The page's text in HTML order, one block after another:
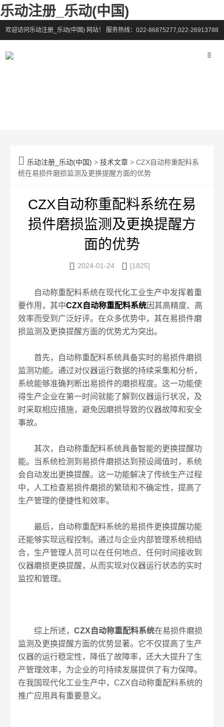
乐动注册_乐动(中国)
欢迎访问乐动注册_乐动(中国) 网站！ 服务热线：022-86875277,022-26913788
 乐动注册_乐动(中国) >技术文章 > CZX自动称重配料系
统在易损件磨损监测及更换提醒方面的优势
CZX自动称重配料系统在易
损件磨损监测及更换提醒方
面的优势
 2024-01-24  [1825]
自动称重配料系统在现代化工业生产中发挥着重
要作用，其中CZX自动称重配料系统因其高精度、高
效率而受到广泛好评。在众多优势中，其在易损件磨
损监测及更换提醒方面的优势尤为突出。
首先，自动称重配料系统具备实时的易损件磨损
监测功能。通过对仪器运行数据的持续采集和分析，
系统能够准确判断出易损件的磨损程度。这一功能使
得生产企业在第一时间就能了解到仪器运行状况，及
时采取相应措施，避免因磨损导致的仪器故障和安全
事故。
其次，自动称重配料系统具备智能的更换提醒功
能。当系统检测到易损件磨损达到预设阈值时，系统
会自动发出更换提醒。这一功能解决了传统生产过程
中，人工检查易损件磨损的繁琐和不确定性，提高了
生产管理的便捷性和效率。
最后，自动称重配料系统的易损件更换提醒功能
还能够实现远程控制。通过与企业内部管理系统相结
合，生产管理人员可以在任何地点、任何时间接收到
仪器磨损更换提醒，从而实现对仪器运行状态的实时
监控和管理。
综上所述，CZX自动称重配料系统在易损件磨损
监测及更换提醒方面的优势显著。它不仅提高了生产
仪器的运行稳定性，降低了故障率，还大大提升了生
产管理效率，为企业的可持续发展提供了有力保障。
在我国现代化工业生产中，CZX自动称重配料系统的
推广应用具有重要意义。